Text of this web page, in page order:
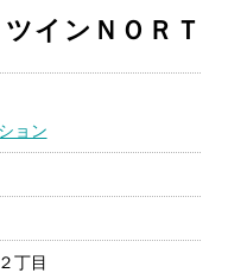
インＮＯＲＴ
ョン
丁目